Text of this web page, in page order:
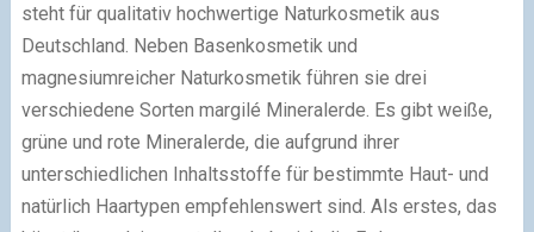
steht für qualitativ hochwertige Naturkosmetik aus
Deutschland. Neben Basenkosmetik und
magnesiumreicher Naturkosmetik führen sie drei
verschiedene Sorten margilé Mineralerde. Es gibt weiße,
grüne und rote Mineralerde, die aufgrund ihrer
unterschiedlichen Inhaltsstoffe für bestimmte Haut- und
natürlich Haartypen empfehlenswert sind. Als erstes, das